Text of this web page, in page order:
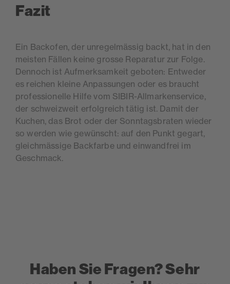
Fazit
Ein Backofen, der unregelmässig backt, hat in den
meisten Fällen keine grosse Reparatur zur Folge.
Dennoch ist Aufmerksamkeit geboten: Entweder
es reichen kleine Anpassungen oder es braucht
professionelle Hilfe vom SIBIR-Allmarkenservice,
der schweizweit erfolgreich tätig ist. Damit der
Kuchen, das Brot oder der Sonntagsbraten wieder
so werden wie gewünscht: auf den Punkt gegart,
gleichmässige Backfarbe und einwandfrei im
Geschmack.
Haben Sie Fragen? Sehr